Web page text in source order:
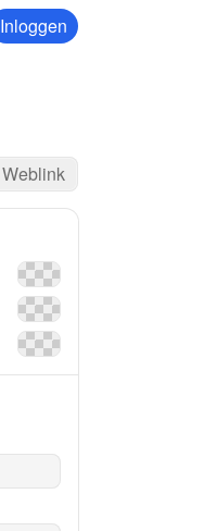
Inloggen
Weblink